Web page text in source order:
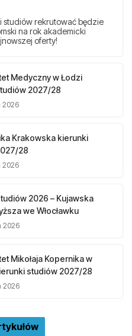
studiów rekrutować będzie
na rok akademicki
oferty!
Medyczny w Łodzi
2027/28
2026
Krakowska kierunki
28
2026
2026 – Kujawska
we Włocławku
2026
Mikołaja Kopernika w
studiów 2027/28
2026